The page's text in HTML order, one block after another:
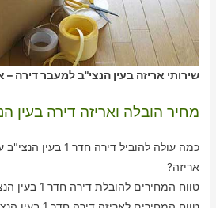
שירותי אריזה בעין הנצי"ב למעבר דירה –
מחיר הובלה ואריזה דירה בעין
כמה עולה להוביל דירה
אריזה?
טווח המחירים להובלת דירה חדר 1 בעין הנצי"ב – בין 360-780 ש"ח